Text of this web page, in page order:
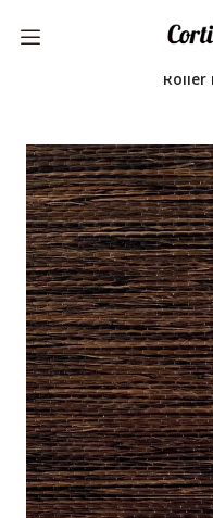
Despacho
Roller